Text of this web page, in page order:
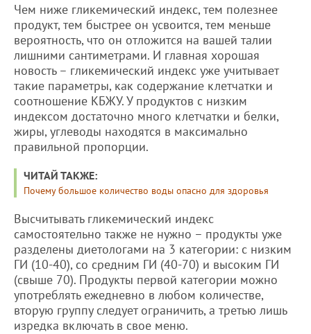
Чем ниже гликемический индекс, тем полезнее
продукт, тем быстрее он усвоится, тем меньше
вероятность, что он отложится на вашей талии
лишними сантиметрами. И главная хорошая
новость – гликемический индекс уже учитывает
такие параметры, как содержание клетчатки и
соотношение КБЖУ. У продуктов с низким
индексом достаточно много клетчатки и белки,
жиры, углеводы находятся в максимально
правильной пропорции.
ЧИТАЙ ТАКЖЕ:
Почему большое количество воды опасно для здоровья
Высчитывать гликемический индекс
самостоятельно также не нужно – продукты уже
разделены диетологами на 3 категории: с низким
ГИ (10-40), со средним ГИ (40-70) и высоким ГИ
(свыше 70). Продукты первой категории можно
употреблять ежедневно в любом количестве,
вторую группу следует ограничить, а третью лишь
изредка включать в свое меню.